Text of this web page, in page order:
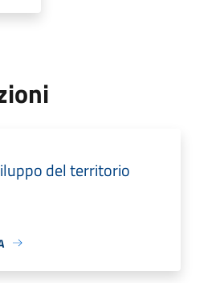
del territorio